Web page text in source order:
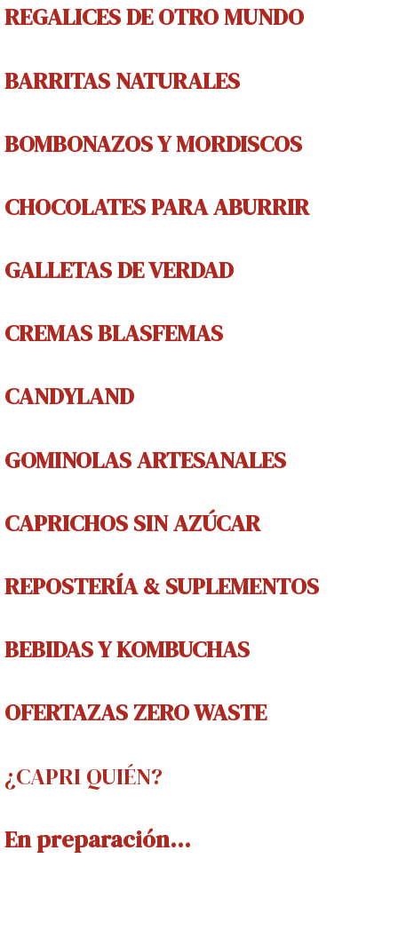
REGALICESDE OTRO MUNDO
BARRITAS NATURALES
BOMBONAZOS Y MORDISCOS
CHOCOLATES PARA ABURRIR
GALLETAS DE VERDAD
CREMASBLASFEMAS
CANDYLAND
GOMINOLASARTESANALES
CAPRICHOSSIN AZÚCAR
REPOSTERÍA & SUPLEMENTOS
BEBIDAS YKOMBUCHAS
OFERTAZAS ZERO WASTE
¿CAPRI QUIÉN?
En preparación...